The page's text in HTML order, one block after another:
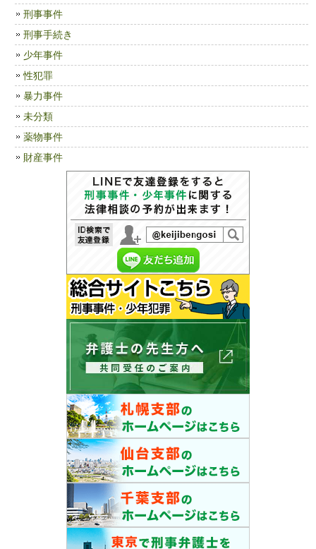
刑事事件
刑事手続き
少年事件
性犯罪
暴力事件
未分類
薬物事件
財産事件